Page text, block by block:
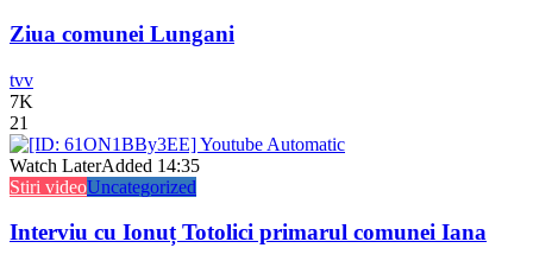
Ziua comunei Lungani
tvv
7K
21
Watch LaterAdded 14:35
Stiri videoUncategorized
Interviu cu Ionuț Totolici primarul comunei Iana